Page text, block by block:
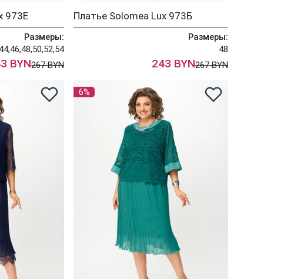
973Е
Размеры:
44,46,48,50,52,54
BYN267 BYN
Платье Solomea Lux 973Б
Размеры:
48
243 BYN267 BYN
6%